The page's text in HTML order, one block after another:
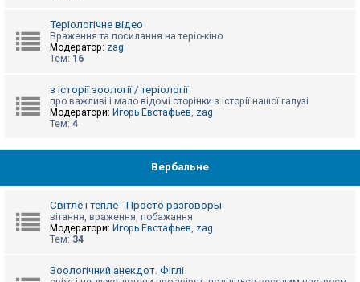
Теріологічне відео
Враження та посилання на теріо-кіно
Модератор: zag
Тем: 16
з історії зоології / теріології
про важливі і мало відомі сторінки з історії нашої галузі
Модератори: Игорь Евстафьев, zag
Тем: 4
Вербальне
Світле і тепле - Просто разговоры
вітання, враження, побажання
Модератори: Игорь Евстафьев, zag
Тем: 34
Зоологічний анекдот. Фіглі